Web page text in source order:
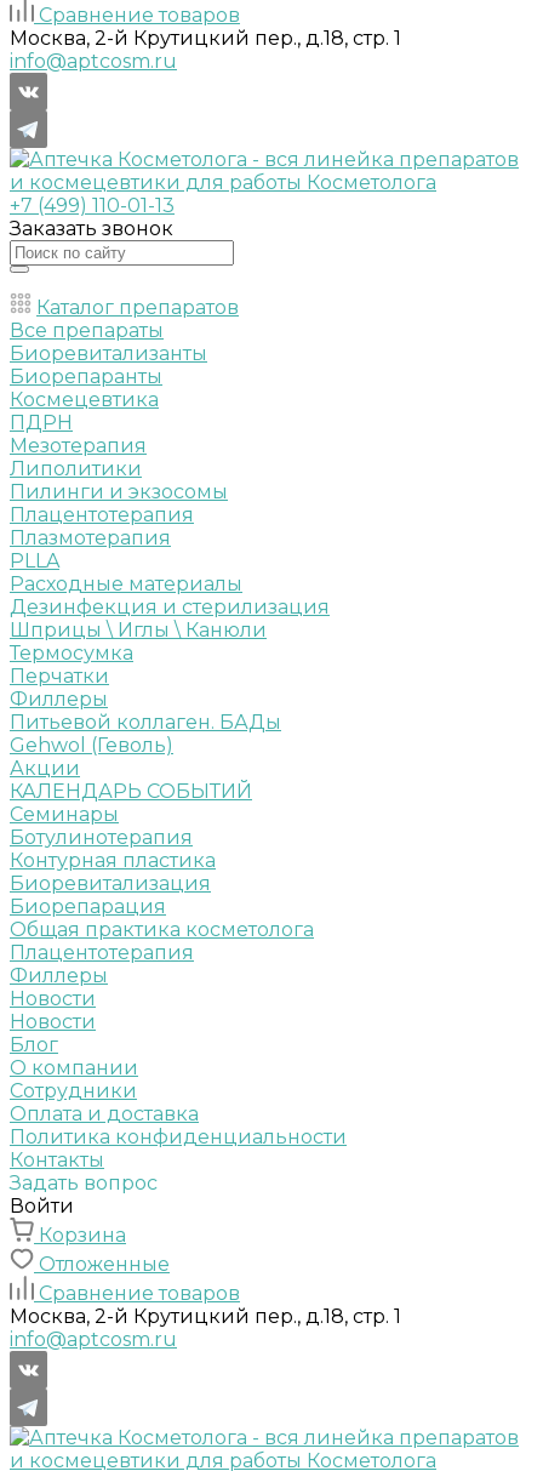
Сравнение товаров
Москва, 2-й Крутицкий пер., д.18, стр. 1
info@aptcosm.ru
+7 (499) 110-01-13
Заказать звонок
Каталог препаратов
Все препараты
Биоревитализанты
Биорепаранты
Космецевтика
ПДРН
Мезотерапия
Липолитики
Пилинги и экзосомы
Плацентотерапия
Плазмотерапия
PLLA
Расходные материалы
Дезинфекция и стерилизация
Шприцы \ Иглы \ Канюли
Термосумка
Перчатки
Филлеры
Питьевой коллаген. БАДы
Gehwol (Геволь)
Акции
КАЛЕНДАРЬ СОБЫТИЙ
Семинары
Ботулинотерапия
Контурная пластика
Биоревитализация
Биорепарация
Общая практика косметолога
Плацентотерапия
Филлеры
Новости
Новости
Блог
О компании
Сотрудники
Оплата и доставка
Политика конфиденциальности
Контакты
Задать вопрос
Войти
Корзина
Отложенные
Сравнение товаров
Москва, 2-й Крутицкий пер., д.18, стр. 1
info@aptcosm.ru